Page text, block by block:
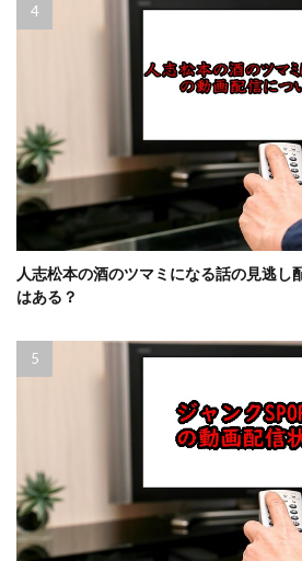
人志松本の酒のツマミになる話の見逃し
はある？